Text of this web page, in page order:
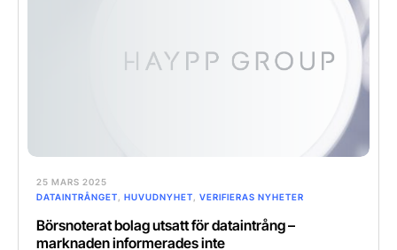
25 MARS 2025
DATAINTRÅNGET
HUVUDNYHET VERIFIERAS NYHETER
Börsnoterat bolag utsatt för dataintrång –
marknaden informerades inte